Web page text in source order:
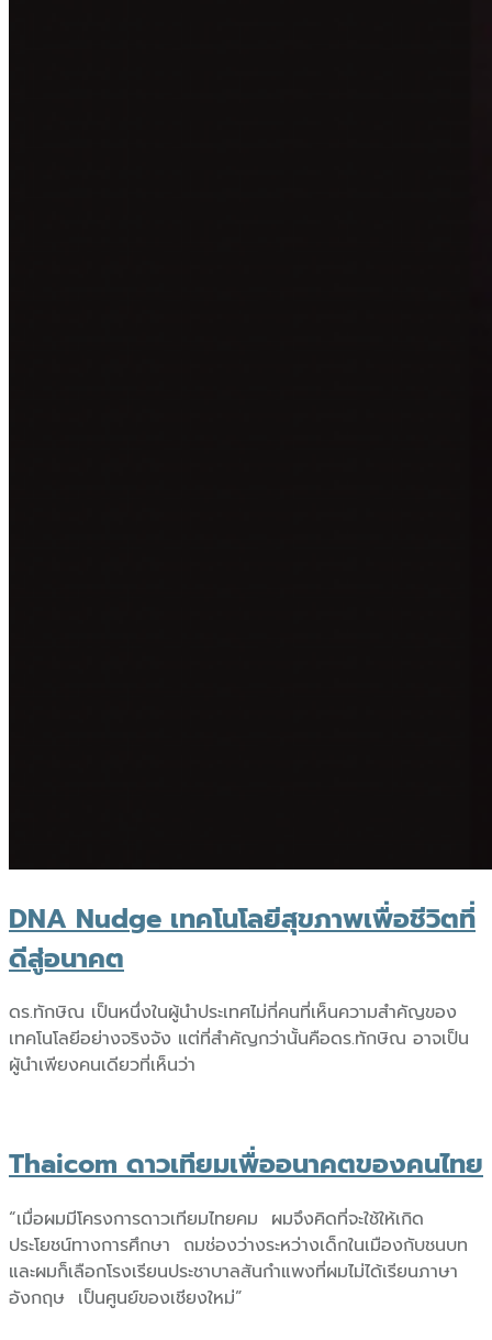
DNA Nudge เทคโนโลยีสุขภาพเพื่อชีวิตที่
ดีสู่อนาคต
ดร.ทักษิณ เป็นหนึ่งในผู้นำประเทศไม่กี่คนที่เห็นความสำคัญของ
เทคโนโลยีอย่างจริงจัง แต่ที่สำคัญกว่านั้นคือดร.ทักษิณ อาจเป็น
ผูันำเพียงคนเดียวที่เห็นว่า
Thaicom ดาวเทียมเพื่ออนาคตของคนไทย
“เมื่อผมมีโครงการดาวเทียมไทยคม ผมจึงคิดที่จะใช้ให้เกิด
ประโยชน์ทางการศึกษา ถมช่องว่างระหว่างเด็กในเมืองกับชนบท
และผมก็เลือกโรงเรียนประชาบาลสันกำแพงที่ผมไม่ได้เรียนภาษา
อังกฤษ เป็นศูนย์ของเชียงใหม่”